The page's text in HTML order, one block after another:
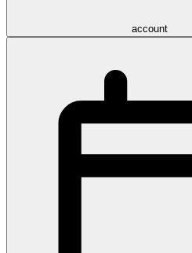
account